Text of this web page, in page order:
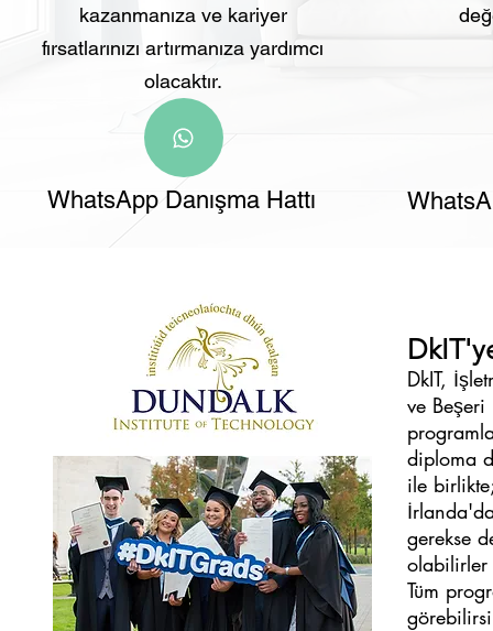
kazanmanıza ve kariyer
fırsatlarınızı artırmanıza yardımcı
olacaktır.
WhatsApp Danışma Hattı
DkIT,
ve
diploma
ile
gerekse
olabilirler
Tüm